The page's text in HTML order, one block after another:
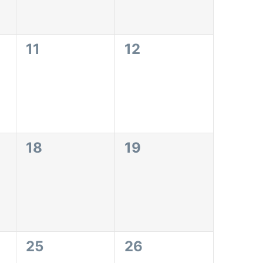
0
11
0
12
0
18
0
19
0
25
0
26